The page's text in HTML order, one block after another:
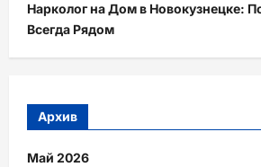
Нарколог на Дом в Новокузнецке:
Всегда Рядом
Архив
Май 2026